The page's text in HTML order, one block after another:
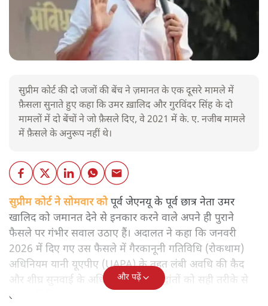
सुप्रीम कोर्ट की दो जजों की बेंच ने ज़मानत के एक दूसरे मामले में
फ़ैसला सुनाते हुए कहा कि उमर ख़ालिद और गुरविंदर सिंह के दो
मामलों में दो बेंचों ने जो फ़ैसले दिए, वे 2021 में के. ए. नजीब मामले
में फ़ैसले के अनुरूप नहीं थे।
सुप्रीम कोर्ट ने सोमवार कोपूर्व जेएनयू के पूर्व छात्र नेता उमर
खालिद को जमानत देने से इनकार करने वाले अपने ही पुराने
फैसले पर गंभीर सवाल उठाए हैं। अदालत ने कहा कि जनवरी
2026 में दिए गए उस फैसले में गैरकानूनी गतिविधि (रोकथाम)
अधिनियम यानी यूएपीए (UAPA) के तहत लंबी अवधि की कैद
और शीघ्र सुनवाई के अधिकार से जुड़े सिद्धांतों को सही तरीके से
लागू नहीं किया गया।
और पढ़ें